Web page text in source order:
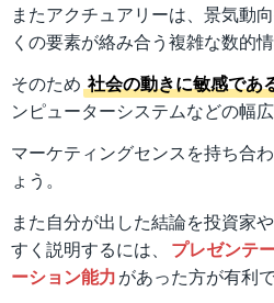
またアクチュアリーは、景気動
くの要素が絡み合う複雑な数的
そのため 社会の動きに敏感であ
ンピューターシステムなどの幅
マーケティングセンスを持ち合
ょう。
また自分が出した結論を投資家
すく説明するには、
プレゼンテ
ーション能力があった方が有利で